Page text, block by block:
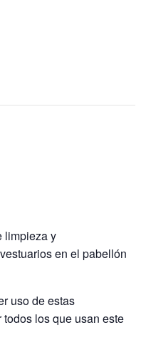
limpieza y
en el pabellón
uso de estas
los que usan este